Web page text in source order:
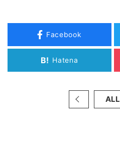
Facebook
B! Hatena
ALL